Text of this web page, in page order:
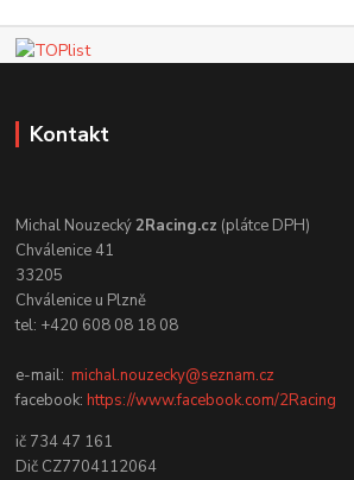
Kontakt
Michal Nouzecký2Racing.cz (plátce DPH)
Chválenice 41
33205
Chválenice u Plzně
tel: +420 608 08 18 08
e-mail:michal.nouzecky@seznam.cz
facebook:https://www.facebook.com/2Racing
ič 734 47 161
Dič CZ7704112064